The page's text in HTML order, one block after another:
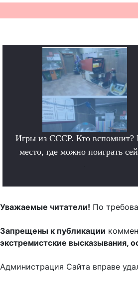
Игры из СССР. Кто вспомнит?
место, где можно поиграть
Уважаемые читатели! По
Запрещены к публикации
экстремистские высказывания,
Администрация Сайта вправе